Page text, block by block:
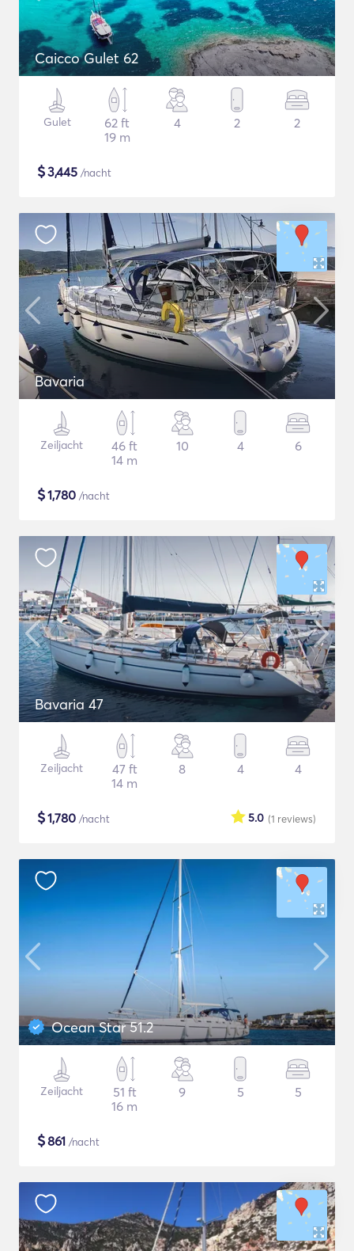
Caicco Gulet 62
Gulet
62 ft
19 m
4 2 2
$3,445 /nacht
Bavaria
Zeiljacht
46 ft
14 m
10 4 6
$1,780 /nacht
Bavaria 47
Zeiljacht
47 ft
14 m
8 4 4
$1,780 /nacht (1 reviews)
5.0
Ocean Star 51.2
Zeiljacht
51 ft
16 m
9 5 5
$861 /nacht